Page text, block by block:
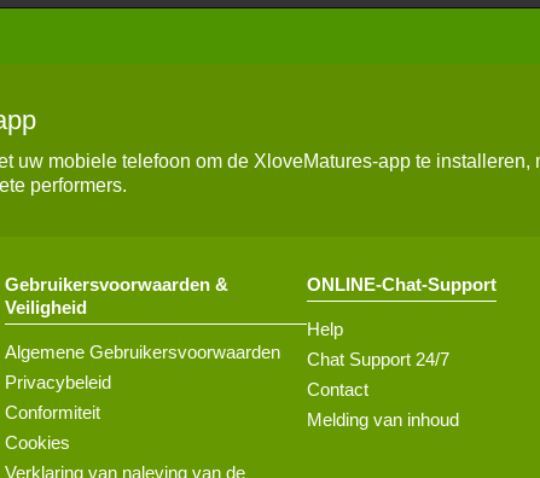
uw mobiele telefoon om de XloveMatures-app te
performers.
Gebruikersvoorwaarden &
Veiligheid
Algemene Gebruikersvoorwaarden
Privacybeleid
Conformiteit
Cookies
Verklaring van naleving van de
ONLINE-Chat-Support
Help
Chat Support 24/7
Contact
Melding van inhoud